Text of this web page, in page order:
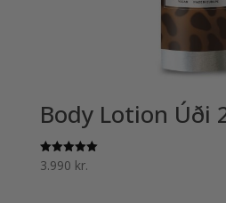
Body Lotion Úði
Einkunn
5.00
3.990 kr.